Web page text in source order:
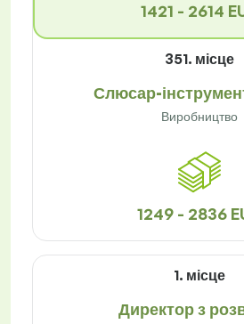
1421 - 2614
351. місце
Слюсар-
Виробництво
1249 - 2836
1. місце
Директор з